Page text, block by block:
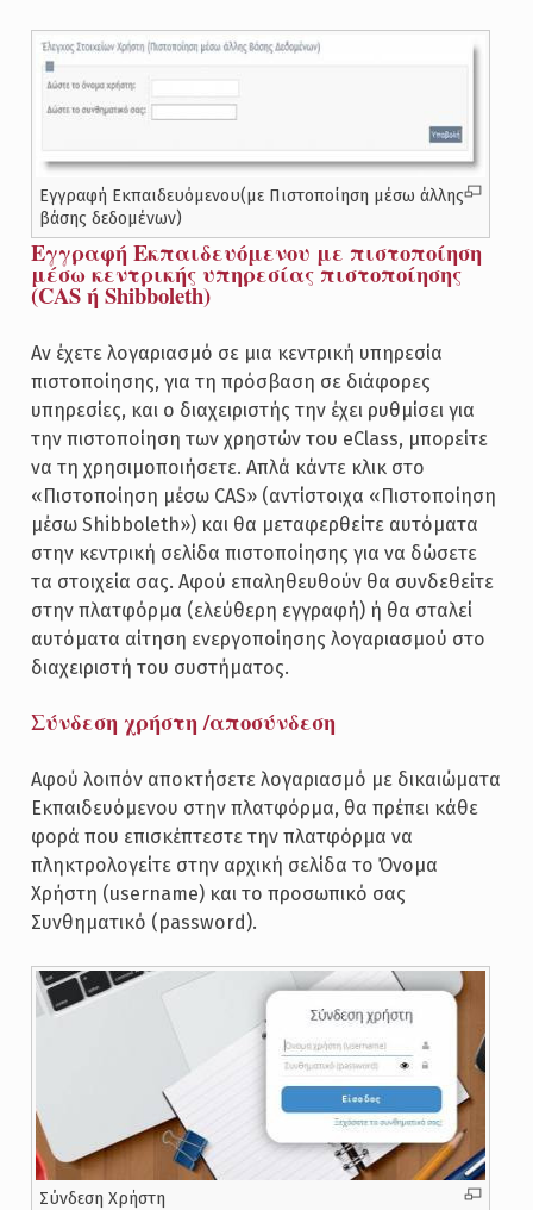
Εγγραφή Εκπαιδευόμενου(με Πιστοποίηση μέσω άλλης
βάσης δεδομένων)
Εγγραφή Εκπαιδευόμενου με πιστοποίηση
μέσω κεντρικής υπηρεσίας πιστοποίησης
(CAS ή Shibboleth)
Αν έχετε λογαριασμό σε μια κεντρική υπηρεσία
πιστοποίησης, για τη πρόσβαση σε διάφορες
υπηρεσίες, και ο διαχειριστής την έχει ρυθμίσει για
την πιστοποίηση των χρηστών του eClass, μπορείτε
να τη χρησιμοποιήσετε. Απλά κάντε κλικ στο
«Πιστοποίηση μέσω CAS» (αντίστοιχα «Πιστοποίηση
μέσω Shibboleth») και θα μεταφερθείτε αυτόματα
στην κεντρική σελίδα πιστοποίησης για να δώσετε
τα στοιχεία σας. Αφού επαληθευθούν θα συνδεθείτε
στην πλατφόρμα (ελεύθερη εγγραφή) ή θα σταλεί
αυτόματα αίτηση ενεργοποίησης λογαριασμού στο
διαχειριστή του συστήματος.
Σύνδεση χρήστη /αποσύνδεση
Αφού λοιπόν αποκτήσετε λογαριασμό με δικαιώματα
Εκπαιδευόμενου στην πλατφόρμα, θα πρέπει κάθε
φορά που επισκέπτεστε την πλατφόρμα να
πληκτρολογείτε στην αρχική σελίδα το Όνομα
Χρήστη (username) και το προσωπικό σας
Συνθηματικό (password).
Σύνδεση Χρήστη